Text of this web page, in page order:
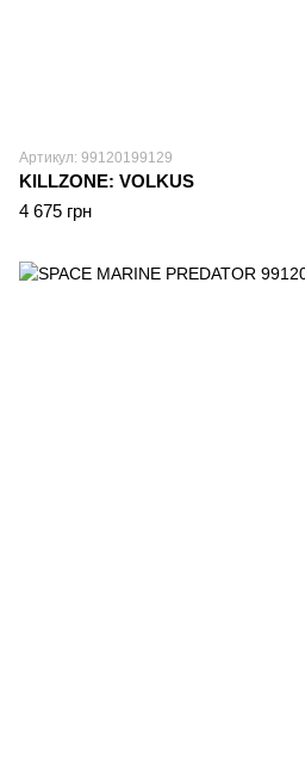
Артикул: 99120199129
KILLZONE: VOLKUS
4 675 грн